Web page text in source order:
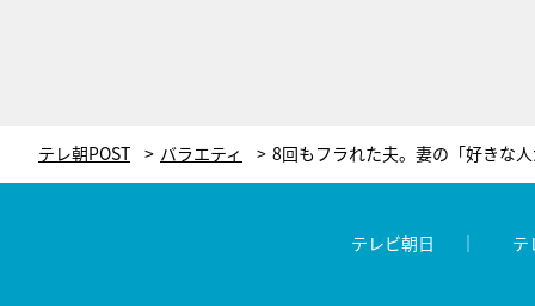
テレ朝POST バラエティ
テレビ朝日 テ